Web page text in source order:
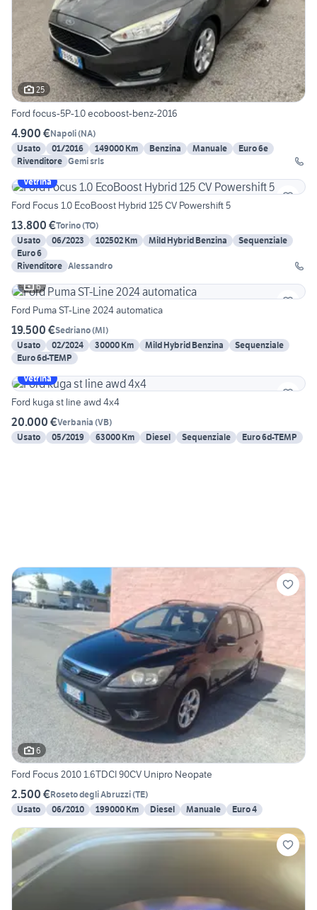
25
Ford focus-5P-1.0 ecoboost-benz-2016
4.900 €Napoli(NA)
Usato
01/2016 149000 Km Benzina Manuale
Euro 6e
Rivenditore Gemi srls
Vetrina
Ford Focus 1.0 EcoBoost Hybrid 125 CV Powershift 5
13.800 €Torino(TO)
Usato
06/2023 102502 Km Mild Hybrid Benzina
Sequenziale
Euro 6
Rivenditore Alessandro
6
Ford Puma ST-Line 2024 automatica
19.500 €Sedriano(MI)
Usato
02/2024 30000 Km Mild Hybrid Benzina
Sequenziale
Euro 6d-TEMP
Vetrina
Ford kuga st line awd 4x4
20.000 €Verbania (VB)
Usato
05/2019 63000 Km Diesel Sequenziale Euro 6d-TEMP
6
Ford Focus 2010 1.6TDCI 90CV Unipro Neopate
2.500 €Roseto degli Abruzzi(TE)
Usato
06/2010 199000 Km Diesel Manuale Euro 4